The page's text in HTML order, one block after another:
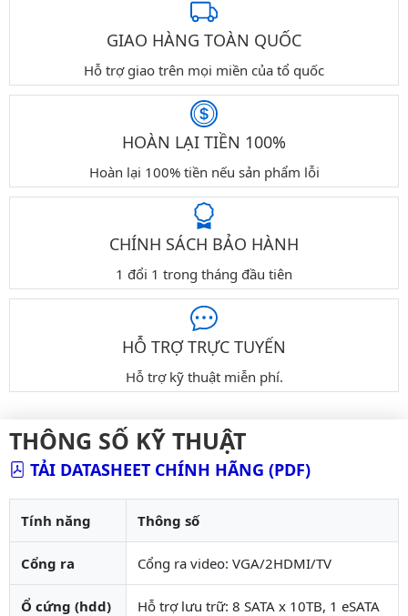
GIAO HÀNG TOÀN QUỐC
Hỗ trợ giao trên mọi miền của tổ quốc
HOÀN LẠI TIỀN 100%
Hoàn lại 100% tiền nếu sản phẩm lỗi
CHÍNH SÁCH BẢO HÀNH
1 đổi 1 trong tháng đầu tiên
HỖ TRỢ TRỰC TUYẾN
Hỗ trợ kỹ thuật miễn phí.
THÔNG SỐ KỸ THUẬT
TẢI DATASHEET CHÍNH HÃNG (PDF)
Tính năng Thông số
Cổng ra Cổng ra video: VGA/2HDMI/TV
Ổ cứng (hdd) Hỗ trợ lưu trữ: 8 SATA x 10TB, 1 eSATA